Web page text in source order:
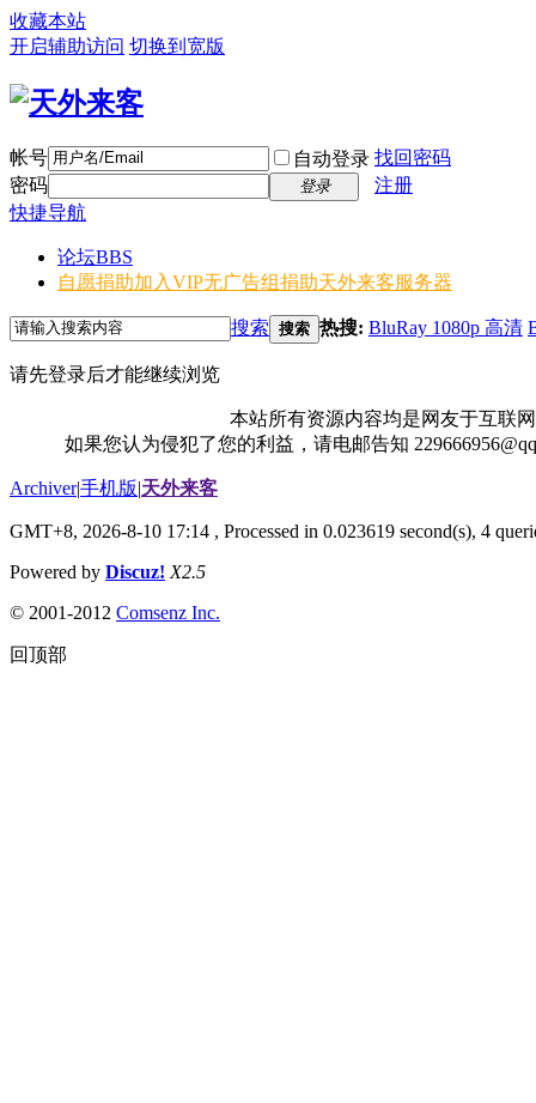
收藏本站
开启辅助访问 切换到宽版
帐号 自动登录 找回密码
密码
登录
注册
快捷导航
论坛BBS
自愿捐助加入VIP无广告组捐助天外来客服务器
搜索 搜索 热搜: BluRay 1080p 高清
请先登录后才能继续浏览
本站所有资源内容均是网友于互联
如果您认为侵犯了您的利益，请电邮告知
Archiver|手机版|天外来客
GMT+8, 2026-8-10 17:14 , Processed in 0.023619 second(s), 4
Powered by Discuz! X2.5
© 2001-2012 Comsenz Inc.
回顶部